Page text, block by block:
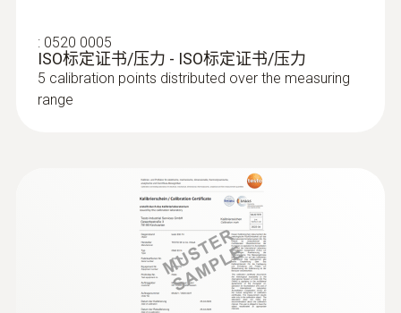
: 0520 0005
ISO标定证书/压力 - ISO标定证书/压力
5 calibration points distributed over the measuring
range